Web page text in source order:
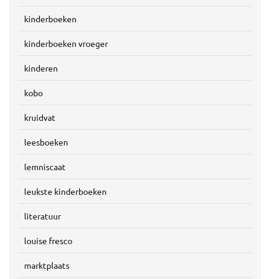
kinderboeken
kinderboeken vroeger
kinderen
kobo
kruidvat
leesboeken
lemniscaat
leukste kinderboeken
literatuur
louise fresco
marktplaats